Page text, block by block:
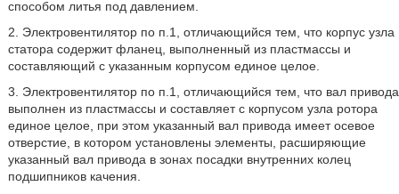
способом литья под давлением.
2. Электровентилятор по п.1, отличающийся тем, что корпус узла
статора содержит фланец, выполненный из пластмассы и
составляющий с указанным корпусом единое целое.
3. Электровентилятор по п.1, отличающийся тем, что вал привода
выполнен из пластмассы и составляет с корпусом узла ротора
единое целое, при этом указанный вал привода имеет осевое
отверстие, в котором установлены элементы, расширяющие
указанный вал привода в зонах посадки внутренних колец
подшипников качения.